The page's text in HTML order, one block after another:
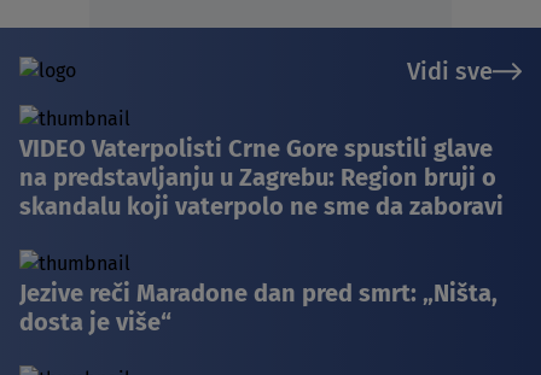
Vidi sve
VIDEO Vaterpolisti Crne Gore spustili glave
na predstavljanju u Zagrebu: Region bruji o
skandalu koji vaterpolo ne sme da zaboravi
Jezive reči Maradone dan pred smrt: „Ništa,
dosta je više“